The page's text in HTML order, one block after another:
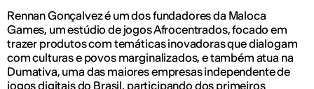
Rennan Gonçalvez é um dos fundadores da Maloca
Games, um estúdio de jogos Afrocentrados, focado em
trazer produtos com temáticas inovadoras que dialogam
com culturas e povos marginalizados, e também atua na
Dumativa, uma das maiores empresas independente de
jogos digitais do Brasil, participando dos primeiros